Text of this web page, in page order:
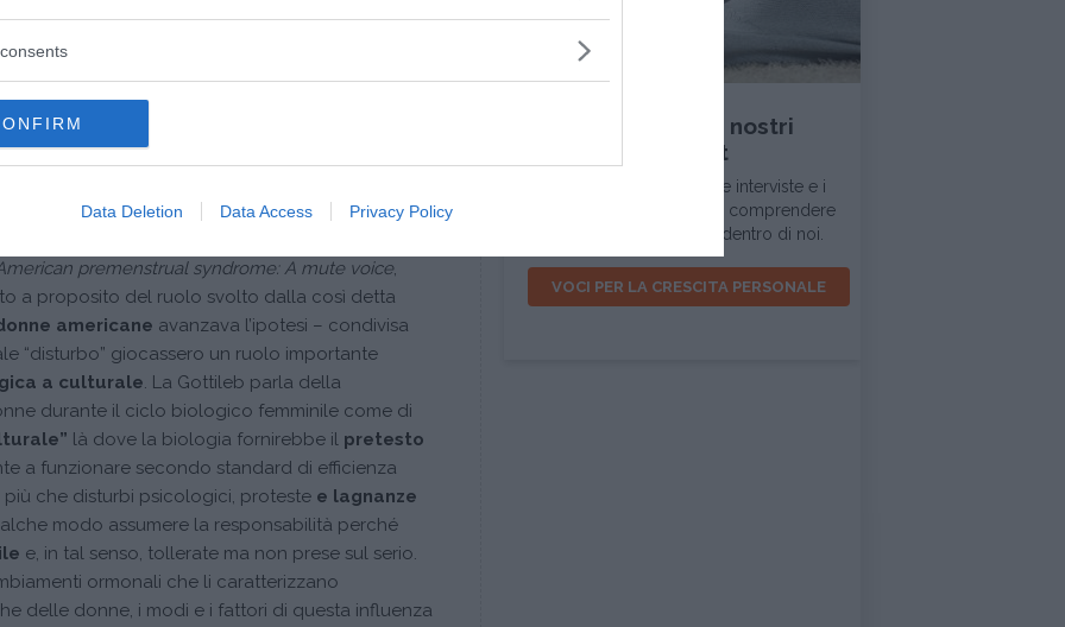
Data Deletion Data Access Privacy Policy
non rischia di rendere le
appare sempre più incontrollabile?
DELLE DONNE
sul serio?
premenstrual syndrome: A mute voice,
a proposito del ruolo svolto dalla così detta
americane avanzava l’ipotesi – condivisa
“disturbo” giocassero un ruolo importante
a culturale. La Gottileb parla della
durante il ciclo biologico femminile come di
là dove la biologia fornirebbe il pretesto
a funzionare secondo standard di efficienza
che disturbi psicologici, proteste e lagnanze
modo assumere la responsabilità perché
e, in tal senso, tollerate ma non prese sul serio.
ormonali che li caratterizzano
delle donne, i modi e i fattori di questa influenza
INTERVISTA
Ascolta tutti i nostri
podcast
In questa sezione trovi le interviste e i
dialoghi d'ispirazione per comprendere
la realtà intorno a noi e dentro di noi.
VOCI PER LA CRESCITA PERSONALE